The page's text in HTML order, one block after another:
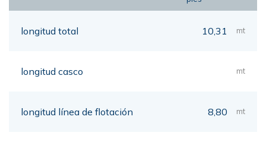
longitud total 10,31 mt
longitud casco mt
longitud línea de flotación 8,80 mt